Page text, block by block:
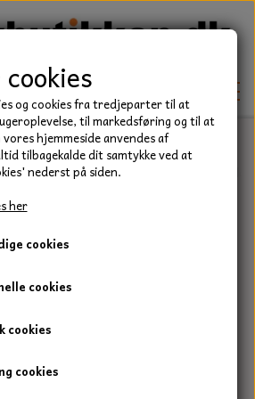
TEKNIK
KILEREMME
LEJER
PAKDÅSER
LÅSERINGE
BEFÆSTELSE
HAVE/PARK
TIL PLÆNEKLIPPER OG
HAVETRAKTOR
ENTREPRENØR
Skiver Plane skiver
og cookies fra tredjeparter til at
til markedsføring og til at
hjemmeside anvendes af
tilbagekalde dit samtykke ved at
nederst på siden.
her
cookies
cookies
cookies
cookies